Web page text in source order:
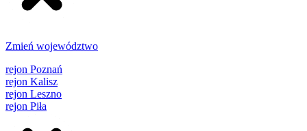
Zmień województwo
rejon Poznań
rejon Kalisz
rejon Leszno
rejon Piła